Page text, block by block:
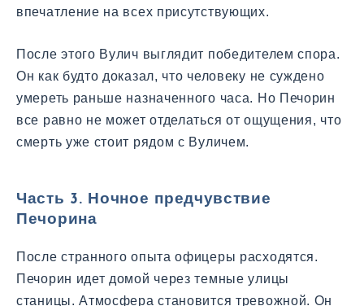
впечатление на всех присутствующих.
После этого Вулич выглядит победителем спора.
Он как будто доказал, что человеку не суждено
умереть раньше назначенного часа. Но Печорин
все равно не может отделаться от ощущения, что
смерть уже стоит рядом с Вуличем.
Часть 3. Ночное предчувствие
Печорина
После странного опыта офицеры расходятся.
Печорин идет домой через темные улицы
станицы. Атмосфера становится тревожной. Он